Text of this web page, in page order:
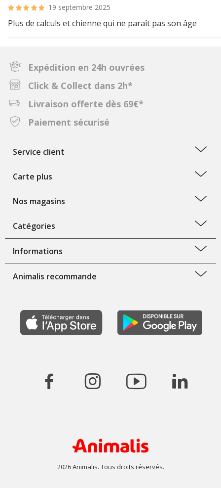
19 septembre 2025
Plus de calculs et chienne qui ne paraît pas son âge
Expédition en 24h ouvrées
Click & Collect dans 2h*
Livraison offerte dès 69€*
Paiement sécurisé
Service client
Carte plus
Nos magasins
Catégories
Informations
Animalis recommande
2026 Animalis. Tous droits réservés.